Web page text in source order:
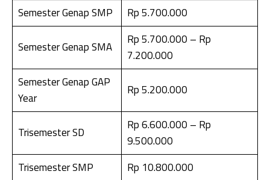
Semester Genap SMP
Rp 5.700.000
Semester Genap SMA
Rp 5.700.000 – Rp
7.200.000
Semester Genap GAP
Year
Rp 5.200.000
Trisemester SD
Rp 6.600.000 – Rp
9.500.000
Trisemester SMP
Rp 10.800.000